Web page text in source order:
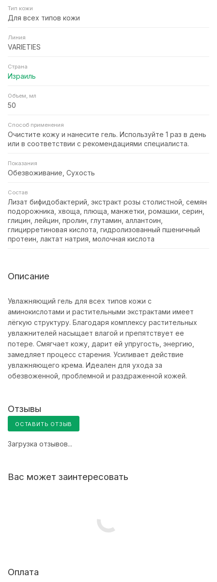
Тип кожи
Для всех типов кожи
Линия
VARIETIES
Страна
Израиль
Объем, мл
50
Способ применения
Очистите кожу и нанесите гель. Используйте 1 раз в день
или в соответствии с рекомендациями специалиста.
Показания
Обезвоживание, Сухость
Состав
Лизат бифидобактерий, экстракт розы столистной, семян
подорожника, хвоща, плюща, манжетки, ромашки, серин,
глицин, лейцин, пролин, глутамин, аллантоин,
глицирретиновая кислота, гидролизованный пшеничный
протеин, лактат натрия, молочная кислота
Описание
Увлажняющий гель для всех типов кожи с
аминокислотами и растительными экстрактами имеет
лёгкую структуру. Благодаря комплексу растительных
увлажнителей насыщает влагой и препятствует ее
потере. Смягчает кожу, дарит ей упругость, энергию,
замедляет процесс старения. Усиливает действие
увлажняющего крема. Идеален для ухода за
обезвоженной, проблемной и раздраженной кожей.
Отзывы
ОСТАВИТЬ ОТЗЫВ
Загрузка отзывов...
Вас может заинтересовать
Оплата